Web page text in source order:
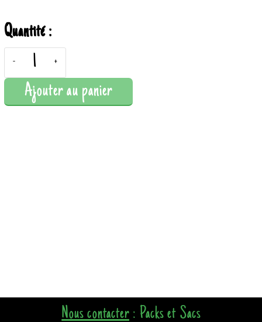
Quantité :
- +
Ajouter au panier
Nous contacter: Packs et Sacs